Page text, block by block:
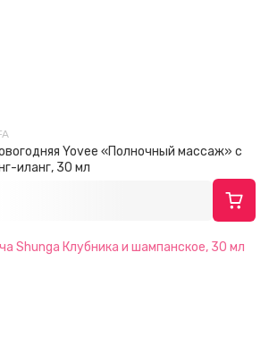
Yovee «Полночный массаж» с
иланг, 30 мл